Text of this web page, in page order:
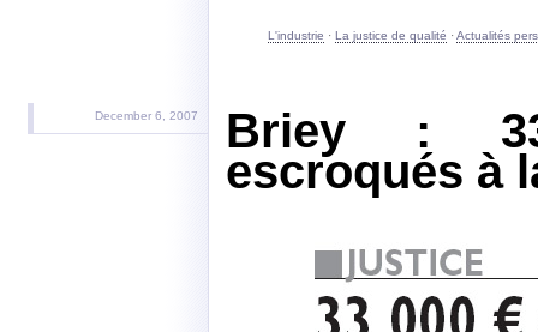
L'industrie · La justice de qualité · Actualités
December 6, 2007 Briey :
escroqués à